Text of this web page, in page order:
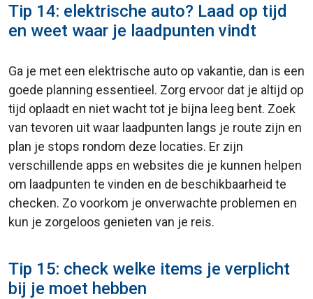
Tip 14: elektrische auto? Laad op tijd
en weet waar je laadpunten vindt
Ga je met een elektrische auto op vakantie, dan is een
goede planning essentieel. Zorg ervoor dat je altijd op
tijd oplaadt en niet wacht tot je bijna leeg bent. Zoek
van tevoren uit waar laadpunten langs je route zijn en
plan je stops rondom deze locaties. Er zijn
verschillende apps en websites die je kunnen helpen
om laadpunten te vinden en de beschikbaarheid te
checken. Zo voorkom je onverwachte problemen en
kun je zorgeloos genieten van je reis.
Tip 15: check welke items je verplicht
bij je moet hebben